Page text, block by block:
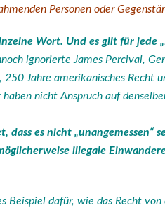
Per­so­nen oder
Wort. Und es gilt für jede
igno­rier­te James Per­ci­val,
, 250 Jah­re ame­ri­ka­ni­sches Recht
nicht Anspruch auf
dass es nicht
ille­ga­le
Bei­spiel dafür, wie das Recht